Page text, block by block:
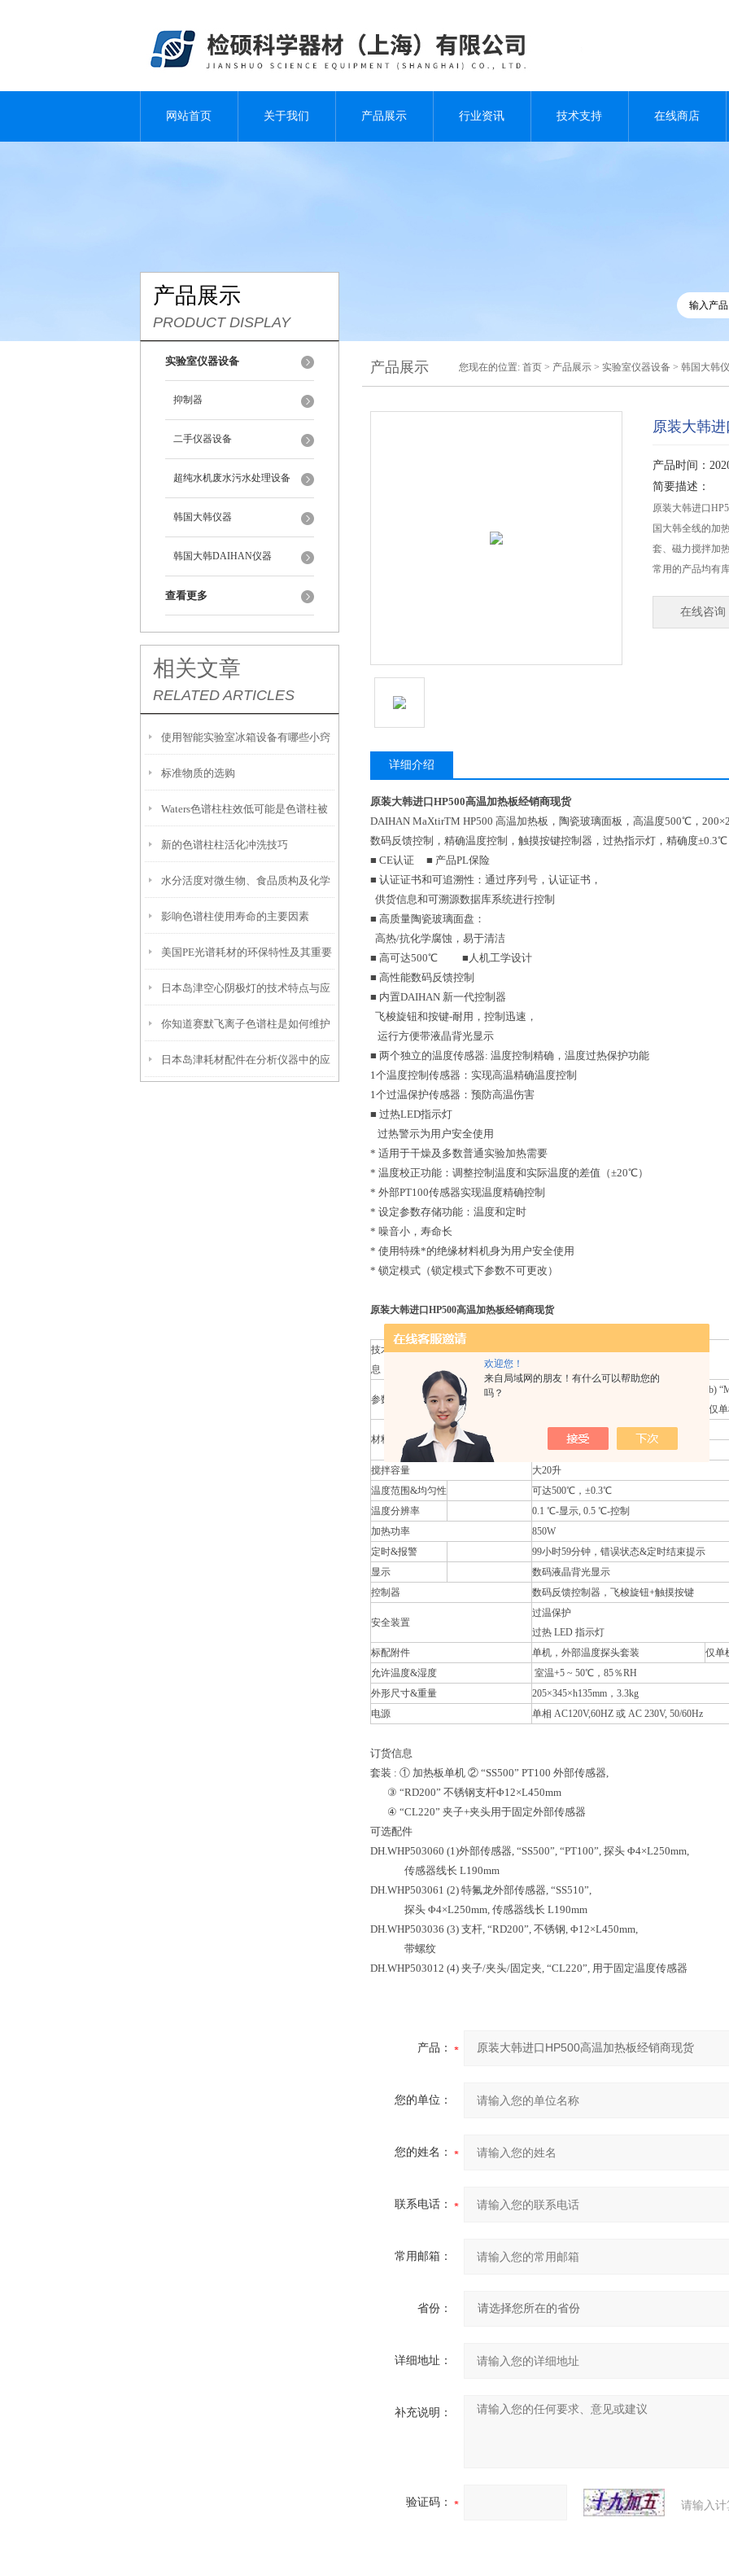
欢迎您！
来自局域网的朋友！有什么可以帮助您的
吗？
网站首页 关于我们 产品展示 行业资讯 技术支持 在线商店
产品展示
PRODUCT DISPLAY
实验室仪器设备
抑制器
二手仪器设备
超纯水机废水污水处理设备
韩国大韩仪器
韩国大韩DAIHAN仪器
查看更多
相关文章
RELATED ARTICLES
使用智能实验室冰箱设备有哪些小窍
门？
标准物质的选购
Waters色谱柱柱效低可能是色谱柱被
污染、过滤片部分堵塞、色谱柱内的
死体积造成
新的色谱柱柱活化冲洗技巧
水分活度对微生物、食品质构及化学
反应的影响
影响色谱柱使用寿命的主要因素
美国PE光谱耗材的环保特性及其重要
性
日本岛津空心阴极灯的技术特点与应
用
你知道赛默飞离子色谱柱是如何维护
保养的吗？
日本岛津耗材配件在分析仪器中的应
产品展示 您现在的位置: 首页 > 产品展示 > 实验室仪器设备 > 韩国大韩
原装大韩
产品时间：
简要描述：
原装大韩进口
国大韩全线的加
套、磁力搅拌加
常用的产品均有
在线咨询
详细介绍
原装大韩进口HP500高温加热板经销商现货
DAIHAN MaXtirTM HP500 高温加热板，陶瓷玻璃面板，高温度500℃，
数码反馈控制，精确温度控制，触摸按键控制器，过热指示灯，精确度±0.3℃
■ CE认证 ■ 产品PL保险
■ 认证证书和可追溯性：通过序列号，认证证书，
供货信息和可溯源数据库系统进行控制
■ 高质量陶瓷玻璃面盘：
高热/抗化学腐蚀，易于清洁
■ 高可达500℃ ■人机工学设计
■ 高性能数码反馈控制
■ 内置DAIHAN 新一代控制器
飞梭旋钮和按键-耐用，控制迅速，
运行方便带液晶背光显示
■ 两个独立的温度传感器: 温度控制精确，温度过热保护功能
1个温度控制传感器：实现高温精确温度控制
1个过温保护传感器：预防高温伤害
■ 过热LED指示灯
过热警示为用户安全使用
* 适用于干燥及多数普通实验加热需要
* 温度校正功能：调整控制温度和实际温度的差值（±20℃）
* 外部PT100传感器实现温度精确控制
* 设定参数存储功能：温度和定时
* 噪音小，寿命长
* 使用特殊*的绝缘材料机身为用户安全使用
* 锁定模式（锁定模式下参数不可更改）
原装大韩进口HP500高温加热板经销商现货
技术参数&订货信
息
参数 型号
(b)
(仅
材料
机身
防锈铸造铝材
面板
陶瓷玻璃面盘，200×200mm
搅拌容量
大20升
温度范围&均匀性
可达500℃，±0.3℃
温度分辨率
0.1 ℃-显示, 0.5 ℃-控制
加热功率
850W
定时&报警
99小时59分钟，错误状态&定时结束提示
显示
数码液晶背光显示
控制器
数码反馈控制器，飞梭旋钮+触摸按键
安全装置
过温保护
过热 LED 指示灯
标配附件
单机，外部温度探头套装
仅单
允许温度&湿度
室温+5 ~ 50℃，85％RH
外形尺寸&重量
205×345×h135mm，3.3kg
电源
单相 AC120V,60HZ 或 AC 230V, 50/60Hz
订货信息
套装 : ① 加热板单机 ② “SS500” PT100 外部传感器,
③ “RD200” 不锈钢支杆Φ12×L450mm
④ “CL220” 夹子+夹头用于固定外部传感器
可选配件
DH.WHP503060 (1)外部传感器, “SS500”, “PT100”, 探头 Φ4×L250mm,
传感器线长 L190mm
DH.WHP503061 (2) 特氟龙外部传感器, “SS510”,
探头 Φ4×L250mm, 传感器线长 L190mm
DH.WHP503036 (3) 支杆, “RD200”, 不锈钢, Φ12×L450mm,
带螺纹
DH.WHP503012 (4) 夹子/夹头/固定夹, “CL220”, 用于固定温度传感器
产品：
您的单位：
您的姓名：
联系电话：
常用邮箱：
省份：
详细地址：
补充说明：
验证码： 请输入